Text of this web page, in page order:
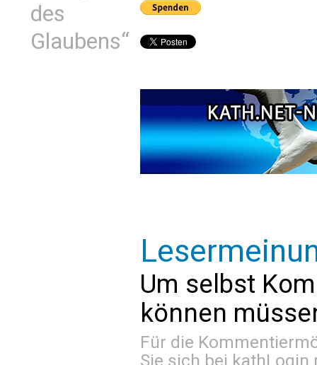
des
Glaubens“
Um selbst
können
Für die
Sie sich bei kathLogin